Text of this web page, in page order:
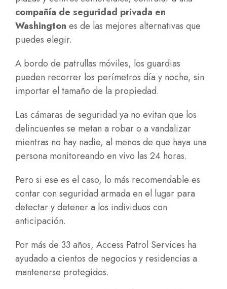
compañía de seguridad privada en
Washington es de las mejores alternativas que
puedes elegir.
A bordo de patrullas móviles, los guardias
pueden recorrer los perímetros día y noche, sin
importar el tamaño de la propiedad.
Las cámaras de seguridad ya no evitan que los
delincuentes se metan a robar o a vandalizar
mientras no hay nadie, al menos de que haya una
persona monitoreando en vivo las 24 horas.
Pero si ese es el caso, lo más recomendable es
contar con seguridad armada en el lugar para
detectar y detener a los individuos con
anticipación.
Por más de 33 años, Access Patrol Services ha
ayudado a cientos de negocios y residencias a
mantenerse protegidos.